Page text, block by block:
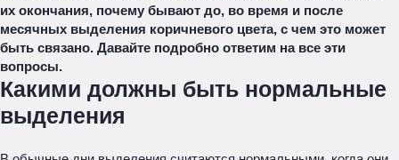
их окончания, почему бывают до, во время и после
месячных выделения коричневого цвета, с чем это может
быть связано. Давайте подробно ответим на все эти
вопросы.
Какими должны быть нормальные
выделения